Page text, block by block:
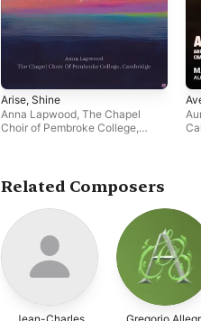
Arise, Shine
Anna Lapwood The Chapel
Choir of Pembroke College,
Related Composers